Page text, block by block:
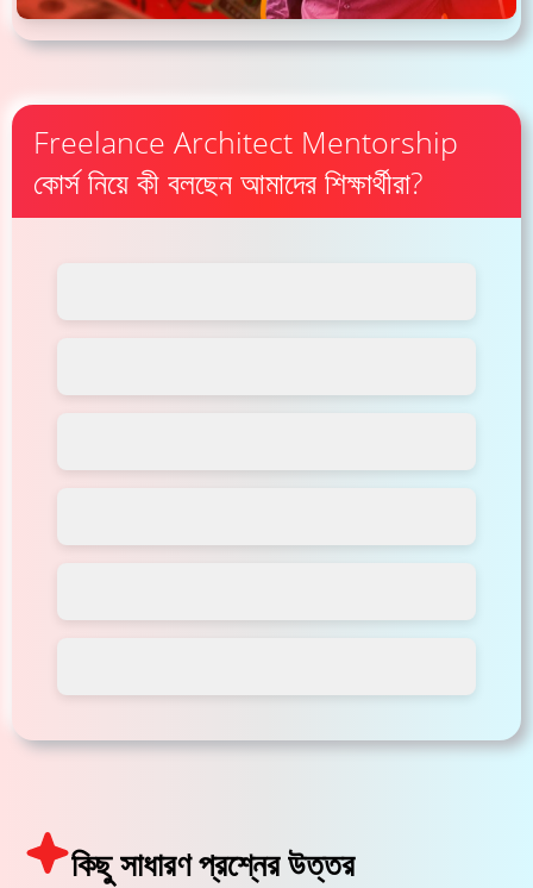
Freelance Architect Mentorship
কোর্স নিয়ে কী বলছেন আমাদের শিক্ষার্থীরা?
কিছু সাধারণ প্রশ্নের উত্তর